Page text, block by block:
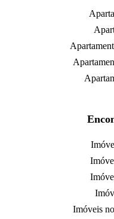
Imóveis